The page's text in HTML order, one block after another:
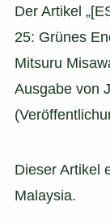
Der Artikel
25: Grünes
Mitsuru
Ausgabe von
Dieser Artikel
Malaysia.